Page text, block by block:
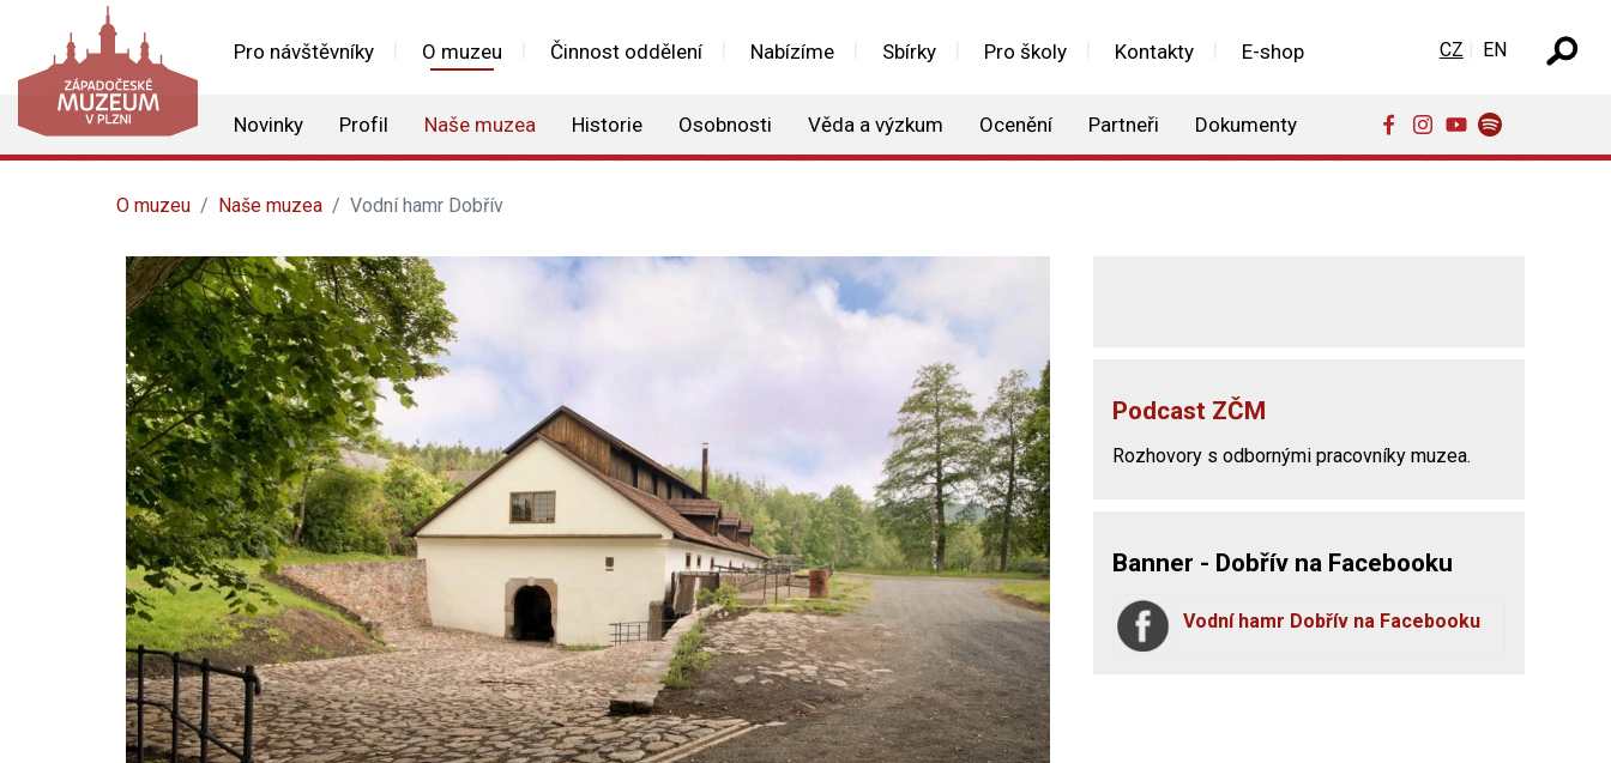
Pro návštěvníky O muzeu Činnost oddělení Nabízíme Sbírky Pro školy Kontakty E-shop
Novinky Profil Naše muzea Historie Osobnosti Věda a výzkum Ocenění Partneři Dokumenty
Zvolte jazyk
CZ EN
O muzeu Naše muzea Vodní hamr Dobřív
Podcast ZČM
Rozhovory s odbornými pracovníky muzea.
Banner - Dobřív na Facebooku
Vodní hamr Dobřív na Facebooku